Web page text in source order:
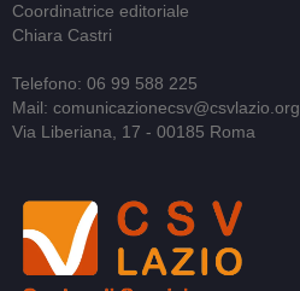
Coordinatrice editoriale
Chiara Castri
Telefono: 06 99 588 225
Mail: comunicazionecsv@csvlazio.org
Via Liberiana, 17 - 00185 Roma